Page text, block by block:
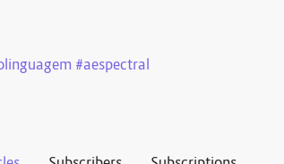
#aespectral